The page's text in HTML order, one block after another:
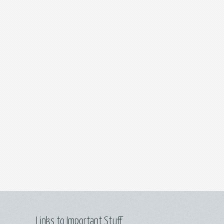
Links to Important Stuff